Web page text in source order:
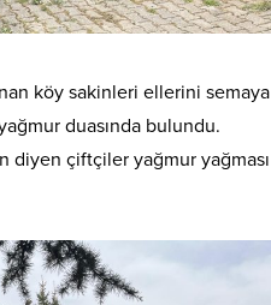
köy sakinleri ellerini semaya
duasında bulundu.
diyen çiftçiler yağmur yağması